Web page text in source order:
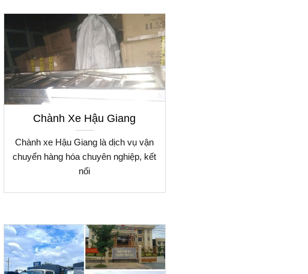
Chành Xe Hậu Giang
Chành xe Hậu Giang là dịch vụ vận
chuyển hàng hóa chuyên nghiệp, kết
nối